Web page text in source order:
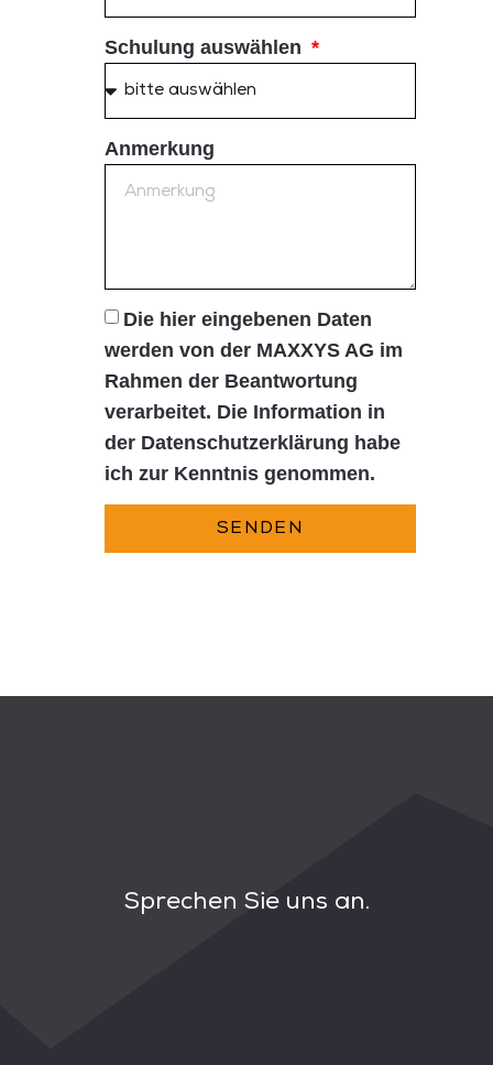
Schulung auswählen
Anmerkung
Die hier eingebenen Daten
werden von der MAXXYS AG im
Rahmen der Beantwortung
verarbeitet. Die Information in
der Datenschutzerklärung habe
ich zur Kenntnis genommen.
SENDEN
Sprechen Sie uns an.